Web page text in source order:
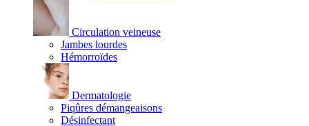
Circulation veineuse
Jambes lourdes
Hémorroïdes
Dermatologie
Piqûres démangeaisons
Désinfectant